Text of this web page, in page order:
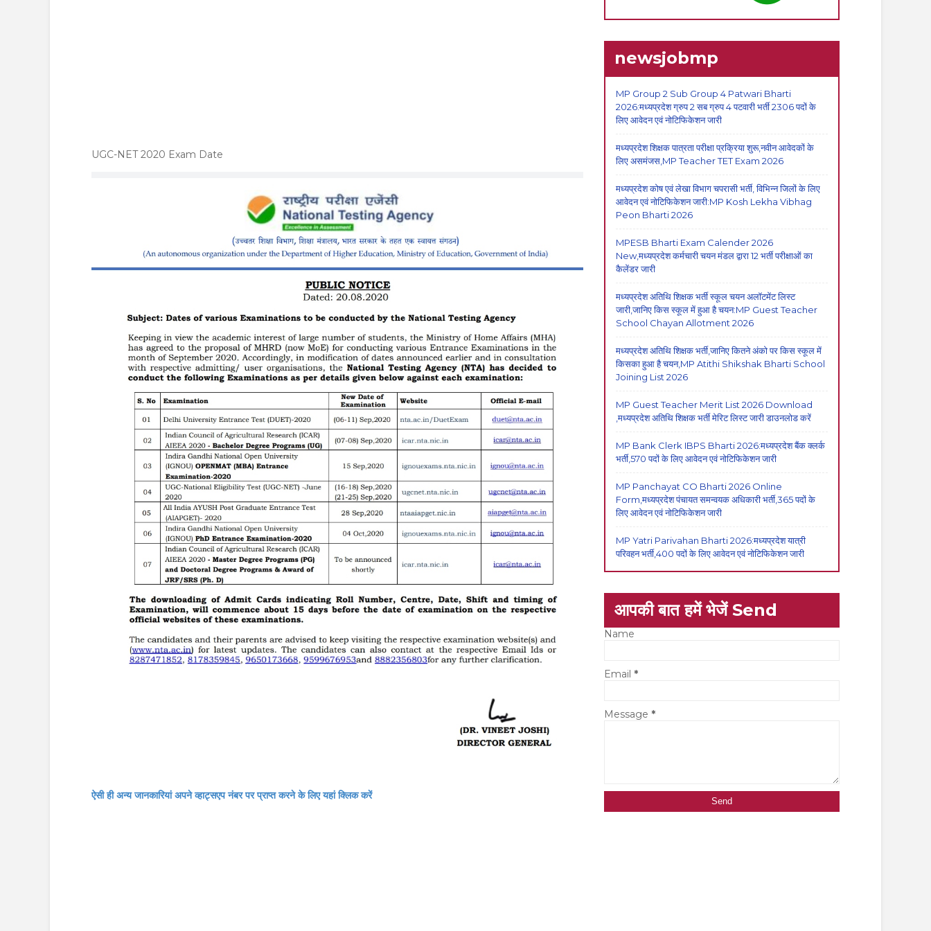
UGC-NET 2020 Exam Date
ऐसी ही अन्य जानकारियां अपने व्हाट्सएप नंबर पर प्राप्त करने के लिए यहां क्लिक करें
newsjobmp
MP Group 2 Sub Group 4 Patwari Bharti
2026:मध्यप्रदेश ग्रुप 2 सब ग्रुप 4 पटवारी भर्ती 2306 पदों के
लिए आवेदन एवं नोटिफिकेशन जारी
मध्यप्रदेश शिक्षक पात्रता परीक्षा प्रक्रिया शुरू,नवीन आवेदकों के
लिए असमंजस,MP Teacher TET Exam 2026
मध्यप्रदेश कोष एवं लेखा विभाग चपरासी भर्ती, विभिन्न जिलों के लिए
आवेदन एवं नोटिफिकेशन जारी:MP Kosh Lekha Vibhag
Peon Bharti 2026
MPESB Bharti Exam Calender 2026
New,मध्यप्रदेश कर्मचारी चयन मंडल द्वारा 12 भर्ती परीक्षाओं का
कैलेंडर जारी
मध्यप्रदेश अतिथि शिक्षक भर्ती स्कूल चयन अलॉटमेंट लिस्ट
जारी,जानिए किस स्कूल में हुआ है चयन:MP Guest Teacher
School Chayan Allotment 2026
मध्यप्रदेश अतिथि शिक्षक भर्ती,जानिए कितने अंको पर किस स्कूल में
किसका हुआ है चयन,MP Atithi Shikshak Bharti School
Joining List 2026
MP Guest Teacher Merit List 2026 Download
,मध्यप्रदेश अतिथि शिक्षक भर्ती मेरिट लिस्ट जारी डाउनलोड करें
MP Bank Clerk IBPS Bharti 2026:मध्यप्रदेश बैंक क्लर्क
भर्ती,570 पदों के लिए आवेदन एवं नोटिफिकेशन जारी
MP Panchayat CO Bharti 2026 Online
Form,मध्यप्रदेश पंचायत समन्वयक अधिकारी भर्ती,365 पदों के
लिए आवेदन एवं नोटिफिकेशन जारी
MP Yatri Parivahan Bharti 2026:मध्यप्रदेश यात्री
परिवहन भर्ती,400 पदों के लिए आवेदन एवं नोटिफिकेशन जारी
आपकी बात हमें भेजें Send
Name
Email *
Message *